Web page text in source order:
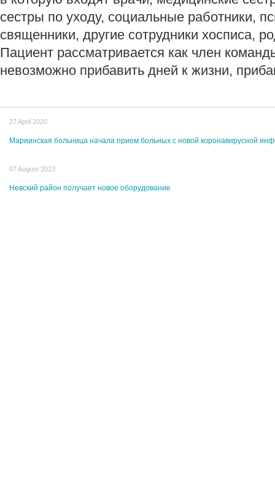
сестры по уходу, социальные работники,
священники, другие сотрудники хосписа,
Пациент рассматривается как член
невозможно прибавить дней к жизни,
27 April 2020
Мариинская больница начала прием больных с новой коронавирусной
07 August 2023
Невский район получает новое оборудование